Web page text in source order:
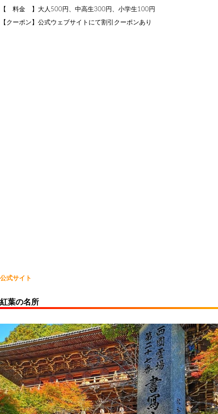
【 料金 】大人500円、中高生300円、小学生100円
【クーポン】公式ウェブサイトにて割引クーポンあり
公式サイト
紅葉の名所